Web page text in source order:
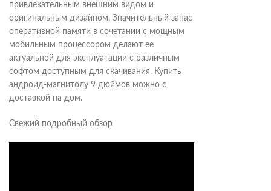
привлекательным внешним видом и
оригинальным дизайном. Значительный запас
оперативной памяти в сочетании с мощным
мобильным процессором делают ее
актуальной для эксплуатации с различным
софтом доступным для скачивания. Купить
андроид-магнитолу 9 дюймов можно с
доставкой на дом.
Свежий подробный обзор